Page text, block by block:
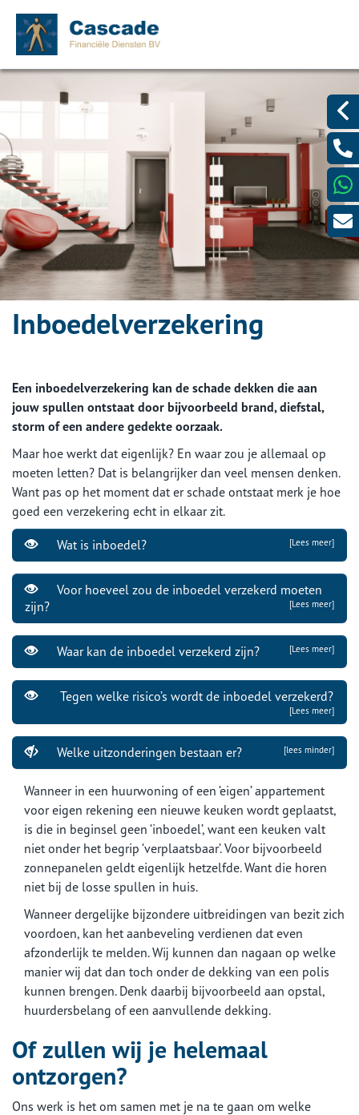
Inboedelverzekering
Een inboedelverzekering kan de schade dekken die aan
jouw spullen ontstaat door bijvoorbeeld brand, diefstal,
storm of een andere gedekte oorzaak.
Maar hoe werkt dat eigenlijk? En waar zou je allemaal op
moeten letten? Dat is belangrijker dan veel mensen denken.
Want pas op het moment dat er schade ontstaat merk je hoe
goed een verzekering echt in elkaar zit.
Wat is inboedel? [Lees meer]
Voor hoeveel zou de inboedel verzekerd moeten
zijn?
[Lees meer]
Waar kan de inboedel verzekerd zijn? [Lees meer]
Tegen welke risico’s wordt de inboedel verzekerd?
[Lees meer]
Welke uitzonderingen bestaan er? [lees minder]
Wanneer in een huurwoning of een ‘eigen’ appartement
voor eigen rekening een nieuwe keuken wordt geplaatst,
is die in beginsel geen ‘inboedel’, want een keuken valt
niet onder het begrip ‘verplaatsbaar’. Voor bijvoorbeeld
zonnepanelen geldt eigenlijk hetzelfde. Want die horen
niet bij de losse spullen in huis.
Wanneer dergelijke bijzondere uitbreidingen van bezit zich
voordoen, kan het aanbeveling verdienen dat even
afzonderlijk te melden. Wij kunnen dan nagaan op welke
manier wij dat dan toch onder de dekking van een polis
kunnen brengen. Denk daarbij bijvoorbeeld aan opstal,
huurdersbelang of een aanvullende dekking.
Of zullen wij je helemaal
ontzorgen?
Ons werk is het om samen met je na te gaan om welke